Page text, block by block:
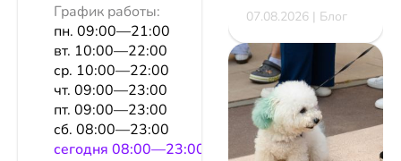
График работы:
пн. 09:00—21:00
вт. 10:00—22:00
ср. 10:00—22:00
чт. 09:00—23:00
пт. 09:00—23:00
сб. 08:00—23:00
сeгодня 08:00—23:00
07.08.2026 | Блог